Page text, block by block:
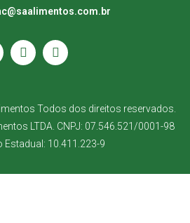
Todos dos direitos reservados.
LTDA. CNPJ: 07.546.521/0001-98
Estadual: 10.411.223-9